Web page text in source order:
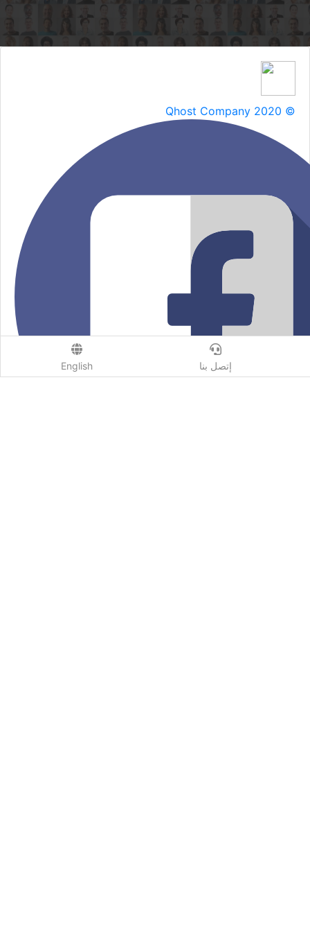
إتصل بنا English
Qhost Company 2020 ©